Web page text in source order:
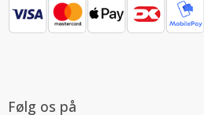
Følg os på